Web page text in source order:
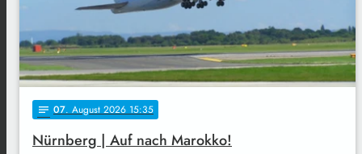
notes 07. August 2026 15:35
Nürnberg | Auf nach Marokko!